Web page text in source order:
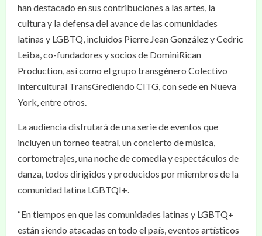
han destacado en sus contribuciones a las artes, la
cultura y la defensa del avance de las comunidades
latinas y LGBTQ, incluidos Pierre Jean González y Cedric
Leiba, co-fundadores y socios de DominiRican
Production, así como el grupo transgénero Colectivo
Intercultural TransGrediendo CITG, con sede en Nueva
York, entre otros.
La audiencia disfrutará de una serie de eventos que
incluyen un torneo teatral, un concierto de música,
cortometrajes, una noche de comedia y espectáculos de
danza, todos dirigidos y producidos por miembros de la
comunidad latina LGBTQI+.
“En tiempos en que las comunidades latinas y LGBTQ+
están siendo atacadas en todo el país, eventos artísticos